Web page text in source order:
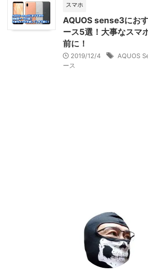
スマホ
AQUOS sense3にお
ース5選！大事なスマ
前に！
2019/12/4 AQUOS
ース